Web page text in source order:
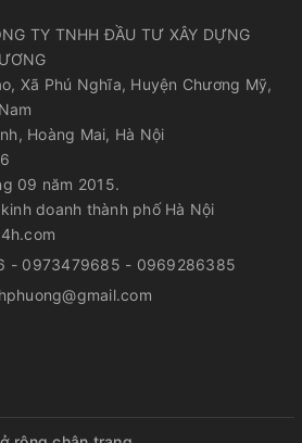
TY TNHH ĐẦU TƯ XÂY DỰNG
Xã Phú Nghĩa, Huyện Chương Mỹ,
Hoàng Mai, Hà Nội
09 năm 2015.
doanh thành phố Hà Nội
- 0973479685 - 0969286385